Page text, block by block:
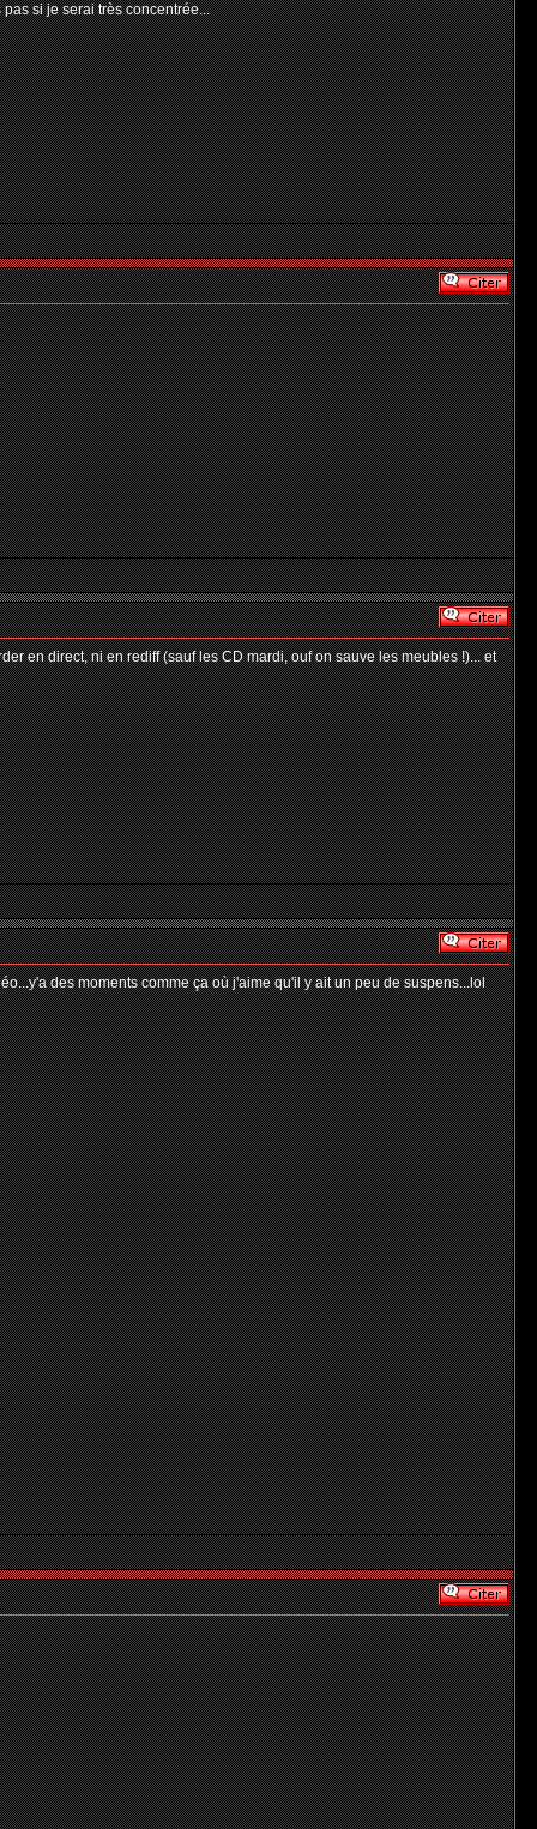
si je serai très concentrée...
en direct, ni en rediff (sauf les CD mardi, ouf on sauve les meubles !)... et
des moments comme ça où j'aime qu'il y ait un peu de suspens...lol